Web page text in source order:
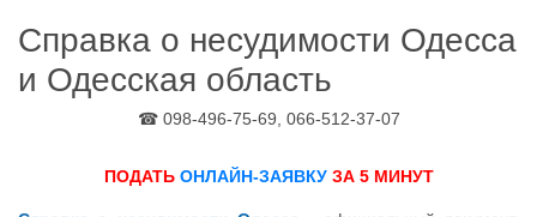
Справка о несудимости Одесса
и Одесская область
☎ 098-496-75-69, 066-512-37-07
ПОДАТЬ ОНЛАЙН-ЗАЯВКУ ЗА 5 МИНУТ